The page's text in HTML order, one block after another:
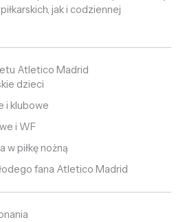
jak i codziennej
Atletico Madrid
dzieci
i klubowe
i WF
w piłkę nożną
fana Atletico Madrid